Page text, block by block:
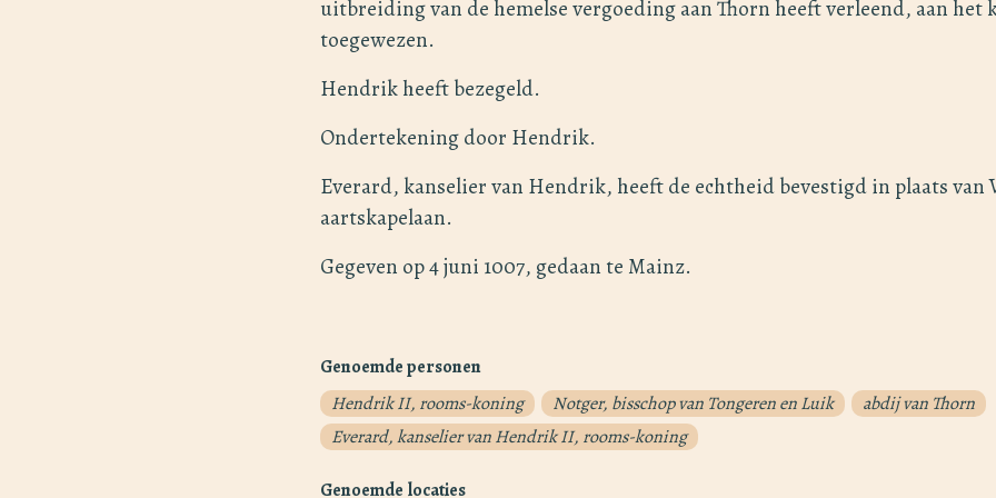
uitbreiding van de hemelse vergoeding aan Thorn heeft verleend, aan het
toegewezen.
Hendrik heeft bezegeld.
Ondertekening door Hendrik.
Everard, kanselier van Hendrik, heeft de echtheid bevestigd in plaats
aartskapelaan.
Gegeven op 4 juni 1007, gedaan te Mainz.
Genoemde personen
Hendrik II, rooms-koning
Notger, bisschop van Tongeren en Luik
abdij van Thorn
Everard, kanselier van Hendrik II, rooms-koning
Genoemde locaties